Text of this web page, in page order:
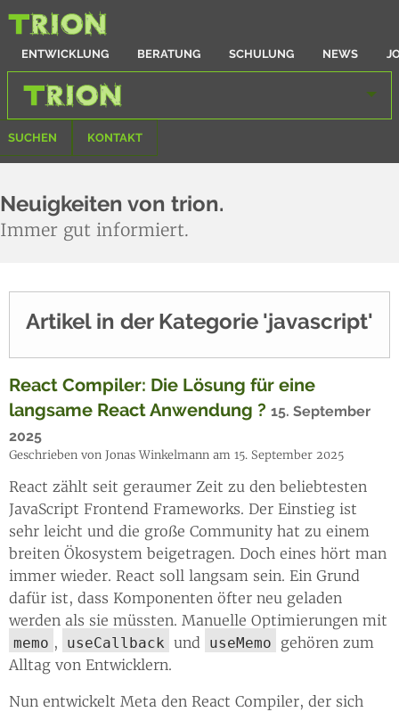
ENTWICKLUNG BERATUNG SCHULUNG NEWS
SUCHEN KONTAKT
Neuigkeiten von trion.
Immer gut informiert.
Artikel in der Kategorie 'javascript'
React Compiler: Die Lösung für eine
langsame React Anwendung ? 15. September
2025
Geschrieben von Jonas Winkelmann am 15. September 2025
React zählt seit geraumer Zeit zu den beliebtesten
JavaScript Frontend Frameworks. Der Einstieg ist
sehr leicht und die große Community hat zu einem
breiten Ökosystem beigetragen. Doch eines hört man
immer wieder. React soll langsam sein. Ein Grund
dafür ist, dass Komponenten öfter neu geladen
werden als sie müssten. Manuelle Optimierungen mit
memo , useCallback und useMemo
gehören zum
Alltag von Entwicklern.
Nun entwickelt Meta den React Compiler, der sich